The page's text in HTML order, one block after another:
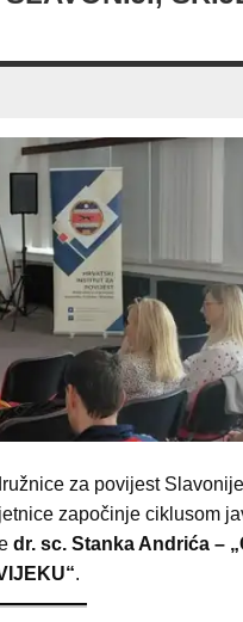
za povijest
započinje ciklusom
dr. sc. Stanka Andrića –
.